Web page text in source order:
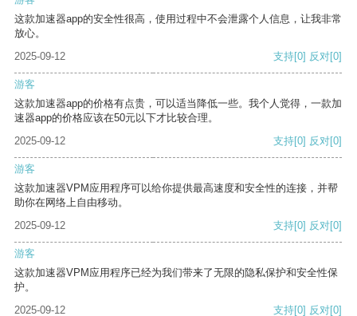
这款加速器app的安全性很高，使用过程中不会泄露个人信息，让我非常
放心。
2025-09-12
支持[0] 反对[0]
游客
这款加速器app的价格有点贵，可以适当降低一些。我个人觉得，一款加
速器app的价格应该在50元以下才比较合理。
2025-09-12
支持[0] 反对[0]
游客
这款加速器VPM应用程序可以给你提供最高速度和安全性的连接，并帮
助你在网络上自由移动。
2025-09-12
支持[0] 反对[0]
游客
这款加速器VPM应用程序已经为我们带来了无限的隐私保护和安全性保
护。
2025-09-12
支持[0] 反对[0]